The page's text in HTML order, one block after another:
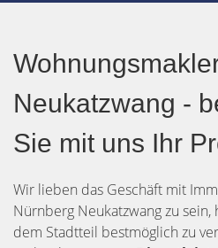
Neukatzwang -
Sie mit uns Ihr
Wir lieben das Geschäft mit
Nürnberg Neukatzwang zu
dem Stadtteil bestmöglich zu